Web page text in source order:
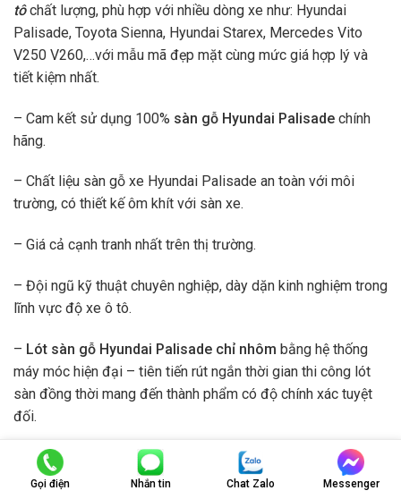
tôchất lượng, phù hợp với nhiều dòng xe như: Hyundai
Palisade, Toyota Sienna, Hyundai Starex, Mercedes Vito
V250 V260,…với mẫu mã đẹp mặt cùng mức giá hợp lý và
tiết kiệm nhất.
– Cam kết sử dụng 100% sàn gỗ Hyundai Palisade chính
hãng.
– Chất liệu sàn gỗ xe Hyundai Palisade an toàn với môi
trường, có thiết kế ôm khít với sàn xe.
– Giá cả cạnh tranh nhất trên thị trường.
– Đội ngũ kỹ thuật chuyên nghiệp, dày dặn kinh nghiệm trong
lĩnh vực độ xe ô tô.
– Lót sàn gỗ Hyundai Palisade chỉ nhôm bằng hệ thống
máy móc hiện đại – tiên tiến rút ngắn thời gian thi công lót
sàn đồng thời mang đến thành phẩm có độ chính xác tuyệt
đối.
– Hỗ trợ tư vấn miễn phí – nhiệt tình và chu đáo.
Gọi điện Nhắn tin Chat Zalo Messenger